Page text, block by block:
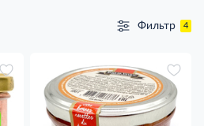
Фильтр 4